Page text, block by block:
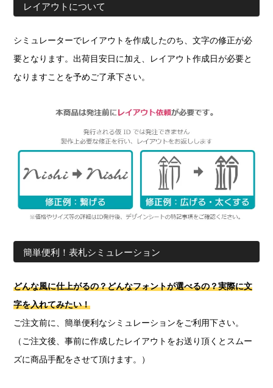
レイアウトについて
シミュレーターでレイアウトを作成したのち、文字の修正が必
要となります。出荷目安日に加え、レイアウト作成日が必要と
なりますことを予めご了承下さい。
簡単便利！表札シミュレーション
どんな風に仕上がるの？どんなフォントが選べるの？実際に文
字を入れてみたい！
ご注文前に、簡単便利なシミュレーションをご利用下さい。
（ご注文後、事前に作成したレイアウトをお送り頂くとスムー
ズに商品手配をさせて頂けます。）